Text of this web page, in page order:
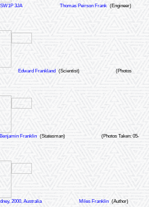
3JA Thomas Peirson Frank (Engineer)
Edward Frankland (Scientist)
(Photos
Benjamin Franklin (Statesman)
(Photos Taken: 05-
2000, Australia Miles Franklin (Author)